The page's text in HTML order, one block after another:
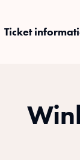
Ticket